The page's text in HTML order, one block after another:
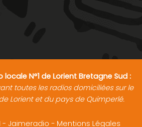
locale N°1 de Lorient Bretagne Sud :
toutes les radios domiciliées sur le
Lorient et du pays de Quimperlé.
- Jaimeradio - Mentions Légales